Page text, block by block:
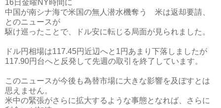
16日金曜NY時間に
中国が南シナ海で米国の無人潜水機奪う 米は返却要請、
とのニュースが
駆け巡ったことで、ドル安に転じる局面が見られました。
ドル円相場は117.45円近辺へと1円あまり下落しましたが
117.90円台へと反発して先週の取引を終了しています。
このニュースが今後も為替市場に大きな影響を及ぼすとは
思えません。
米中の緊張がさらに拡大するような事態となれば、さらに